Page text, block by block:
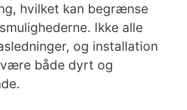
hvilket kan begrænse
Ikke alle
og installation
både dyrt og